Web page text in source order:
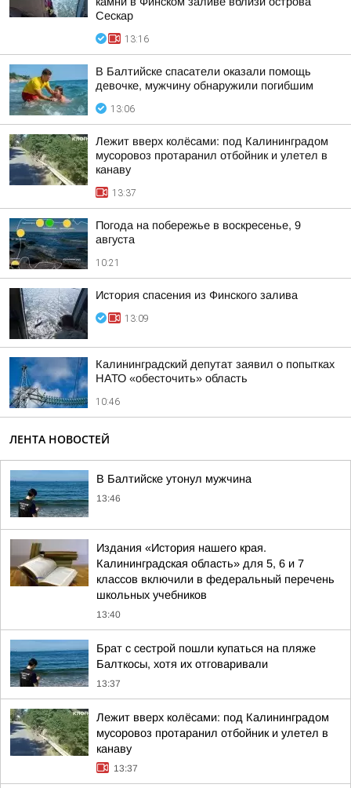
Сескар
13:16
В Балтийске спасатели оказали помощь
девочке, мужчину обнаружили погибшим
13:06
Лежит вверх колёсами: под Калининградом
мусоровоз протаранил отбойник и улетел в
канаву
13:37
Погода на побережье в воскресенье, 9
августа
10:21
История спасения из Финского залива
13:09
Калининградский депутат заявил о попытках
НАТО «обесточить» область
10:46
ЛЕНТА НОВОСТЕЙ
В Балтийске утонул мужчина
13:46
Издания «История нашего края.
Калининградская область» для 5, 6 и 7
классов включили в федеральный перечень
школьных учебников
13:40
Брат с сестрой пошли купаться на пляже
Балткосы, хотя их отговаривали
13:37
Лежит вверх колёсами: под Калининградом
мусоровоз протаранил отбойник и улетел в
канаву
13:37